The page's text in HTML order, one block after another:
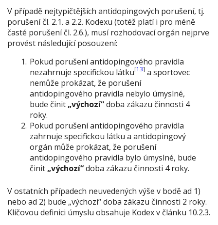
V případě nejtypičtějších antidopingových porušení, tj.
porušení čl. 2.1. a 2.2. Kodexu (totéž platí i pro méně
časté porušení čl. 2.6.), musí rozhodovací orgán nejprve
provést následující posouzení:
Pokud porušení antidopingového pravidla
nezahrnuje specifickou látku[13] a sportovec
nemůže prokázat, že porušení
antidopingového pravidla nebylo úmyslné,
bude činit „výchozí“doba zákazu činnosti 4
roky.
Pokud porušení antidopingového pravidla
zahrnuje specifickou látku a antidopingový
orgán může prokázat, že porušení
antidopingového pravidla bylo úmyslné, bude
činit „výchozí“doba zákazu činnosti 4 roky.
V ostatních případech neuvedených výše v bodě ad 1)
nebo ad 2) bude „výchozí“ doba zákazu činnosti 2 roky.
Klíčovou definici úmyslu obsahuje Kodex v článku 10.2.3.